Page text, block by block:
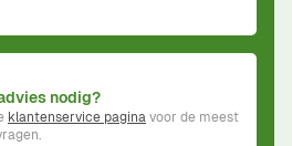
nodig?
klantenservice paginavoor de meest